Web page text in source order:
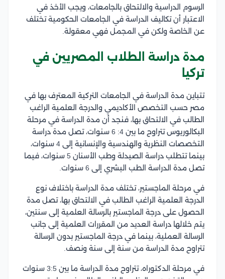
الرسوم الدراسية والالتحاق بالجامعات، ويجب الأخذ في
الاعتبار أن تكاليف الدراسة في الجامعات الحكومية تختلف
عن الخاصة ولكن في المجمل فهي معقولة.
مدة دراسة الطلاب المصريين في
تركيا
تتباين مدة الدراسة في الجامعات التركية المعترف بها في
مصر حسب التخصص الأكاديمي والدرجة العلمية الراغب
الطالب في الالتحاق بها، فنجد أن مدة الدراسة في مرحلة
البكالوريوس تتراوح ما بين 4: 6 سنوات، تصل مدة دراسة
التخصصات النظرية والهندسية والإنسانية إلى 4 سنوات،
بينما تتطلب دراسة الصيدلة وطب الأسنان 5 سنوات، فيما
تصل مدة الدراسة الطب البشري إلى 6 سنوات.
في مرحلة الماجستير، تختلف مدة الدراسة باختلاف نوع
الدرجة العلمية الراغب الطالب في الالتحاق بها، تصل مدة
الحصول على درجة الماجستير بالرسالة العلمية إلى سنتين،
يتم خلالها دراسة العديد من المقررات العلمية إلى جانب
الرسالة العملية، بينما في درجة الماجستير بدون الرسالة
تتراوح مدة الدراسة من سنة إلى سنة ونصف.
في مرحلة الدكتوراه، تتراوح مدة الدراسة ما بين 3:5 سنوات